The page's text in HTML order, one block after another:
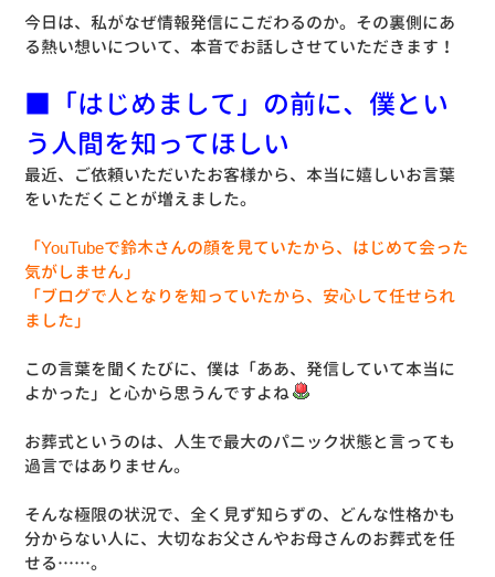
今日は、私がなぜ情報発信にこだわるのか。その裏側にあ
る熱い想いについて、本音でお話しさせていただきます！
■「はじめまして」の前に、僕とい
う人間を知ってほしい
最近、ご依頼いただいたお客様から、本当に嬉しいお言葉
をいただくことが増えました。
「YouTubeで鈴木さんの顔を見ていたから、はじめて会った
気がしません」
「ブログで人となりを知っていたから、安心して任せられ
ました」
この言葉を聞くたびに、僕は「ああ、発信していて本当に
よかった」と心から思うんですよね
お葬式というのは、人生で最大のパニック状態と言っても
過言ではありません。
そんな極限の状況で、全く見ず知らずの、どんな性格かも
分からない人に、大切なお父さんやお母さんのお葬式を任
せる……。